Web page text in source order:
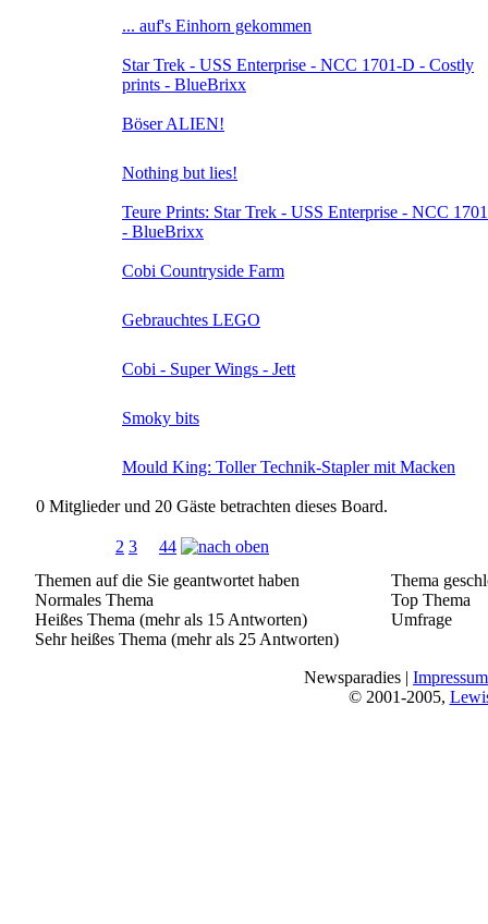
... auf's Einhorn gekommen
Star Trek - USS Enterprise - NCC 1701-D - Costly
prints - BlueBrixx
Böser ALIEN!
Nothing but lies!
Teure Prints: Star Trek - USS Enterprise - NCC
- BlueBrixx
Cobi Countryside Farm
Gebrauchtes LEGO
Cobi - Super Wings - Jett
Smoky bits
Mould King: Toller Technik-Stapler mit Macken
0 Mitglieder und 20 Gäste betrachten dieses Board.
2 3
44
Themen auf die Sie geantwortet haben
Normales Thema
Heißes Thema (mehr als 15 Antworten)
Sehr heißes Thema (mehr als 25 Antworten)
Thema
Top Thema
Umfrage
Newsparadies | Impressum
© 2001-2005,